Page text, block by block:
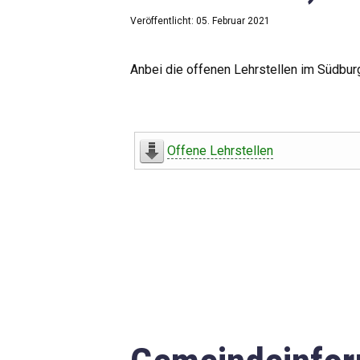
Veröffentlicht: 05. Februar 2021
Anbei die offenen Lehrstellen im
Offene Lehrstellen